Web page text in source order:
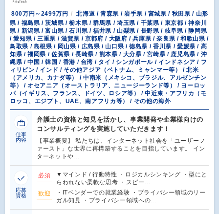
800万円～2499万円
北海道 / 青森県 / 岩手県 / 宮城県 / 秋田県 / 山形
県 / 福島県 / 茨城県 / 栃木県 / 群馬県 / 埼玉県 / 千葉県 / 東京都 / 神奈川
県 / 新潟県 / 富山県 / 石川県 / 福井県 / 山梨県 / 長野県 / 岐阜県 / 静岡県
/ 愛知県 / 三重県 / 滋賀県 / 京都府 / 大阪府 / 兵庫県 / 奈良県 / 和歌山県 /
鳥取県 / 島根県 / 岡山県 / 広島県 / 山口県 / 徳島県 / 香川県 / 愛媛県 / 高
知県 / 福岡県 / 佐賀県 / 長崎県 / 熊本県 / 大分県 / 宮崎県 / 鹿児島県 / 沖
縄県 / 中国 / 韓国 / 香港 / 台湾 / タイ / シンガポール / インドネシア / フ
ィリピン / インド / その他アジア（ベトナム、ミャンマー等） / 北米
（アメリカ、カナダ等） / 中南米（メキシコ、ブラジル、アルゼンチン
等） / オセアニア（オーストラリア、ニュージーランド等） / ヨーロッ
パ（イギリス、フランス、ドイツ、ロシア等） / 中近東・アフリカ（モ
ロッコ、エジプト、UAE、南アフリカ等） / その他の海外
仕事
内容
弁護士の資格と知見を活かし、事業開発や企業様向けの
コンサルティングを実施していただきます！
【事業概要】 私たちは、インターネット社会を「ユーザーフ
ァースト」な世界に再構築することを目指しています。 イン
ターネットや…
応募
資格
必須
▼マインド / 行動特性 ・ロジカルシンキング ・型にと
らわれない柔軟な思考 ・スピー…
歓迎
・ITベンダーでの就業経験 ・プライバシー領域のリー
ガル知見 ・プライバシー領域への…